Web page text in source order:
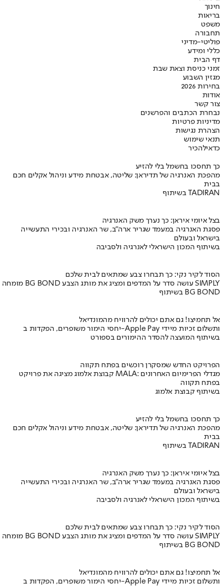
חינוך
בריאות
משפט
תחבורה
פוליטי-מדיני
כללי ומידע
דף הבית
זמני כניסת וצאת שבת
מגזין השבוע
בחירות 2026
אודות
צור קשר
נבחרת הכתבים והפרשנים
מדיניות פרטיות
הצהרת נגישות
תנאי שימוש
כדאילהכיר
כך תחסכו בחשמל בלי להזיע
מהפכת האנרגיה של תדיראן: שליטה, אבטחת מידע וניהול אקלים חכם
בבית
בשיתוף TADIRAN
בצל איומי איראן: כך נערך משק האנרגיה
פסגת האנרגיה במעמד שגריר ארה"ב, שר האנרגיה ובכירי התעשייה
בישראל ובעולם
בשיתוף המכון הישראלי לאנרגיה ולסביבה
הסוד לקיר נקי: כך תבחרו צבע שמתאים לבית שלכם
מומחה BG BOND עושה סדר על המדפים ומציג את מותג הצבע SIMPLY
בשיתוף BG BOND
אל תחמיצו! גם אתם יכולים להרוויח מהמונדיאל
יחסי הימור משופרים, הפקדות ב-Apple Pay ותשלום זכיות מיידי
בשיתוף המועצה להסדר ההימורים בספורט
הפרויקט החדש שמסקרן רוכשים בפתח תקווה
קבוצת אלמוג מציגה את פרויקט MALA: מגדלי הפרימיום האחרונים
בפתח תקווה
בשיתוף קבוצת אלמוג
כך תחסכו בחשמל בלי להזיע
מהפכת האנרגיה של תדיראן: שליטה, אבטחת מידע וניהול אקלים חכם
בבית
בשיתוף TADIRAN
בצל איומי איראן: כך נערך משק האנרגיה
פסגת האנרגיה במעמד שגריר ארה"ב, שר האנרגיה ובכירי התעשייה
בישראל ובעולם
בשיתוף המכון הישראלי לאנרגיה ולסביבה
הסוד לקיר נקי: כך תבחרו צבע שמתאים לבית שלכם
מומחה BG BOND עושה סדר על המדפים ומציג את מותג הצבע SIMPLY
בשיתוף BG BOND
אל תחמיצו! גם אתם יכולים להרוויח מהמונדיאל
יחסי הימור משופרים, הפקדות ב-Apple Pay ותשלום זכיות מיידי